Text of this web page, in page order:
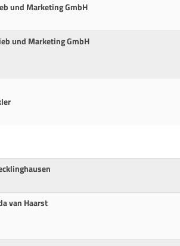
und Marketing GmbH
und Marketing GmbH
van Haarst